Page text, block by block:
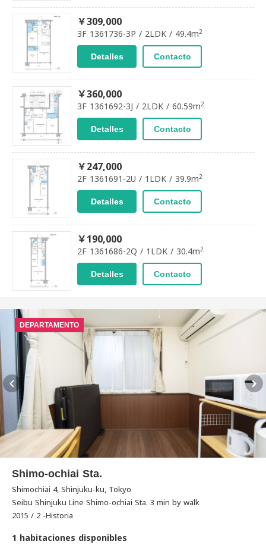
￥309,000
3F 1361736-3P / 2LDK / 49.4m2
Detalles Contacto
￥360,000
3F 1361692-3J / 2LDK / 60.59m2
Detalles Contacto
￥247,000
2F 1361691-2U / 1LDK / 39.9m2
Detalles Contacto
￥190,000
2F 1361686-2Q / 1LDK / 30.4m2
Detalles Contacto
DEPARTAMENTO
Shimo-ochiai Sta.
Shimochiai 4, Shinjuku-ku, Tokyo
Seibu Shinjuku Line Shimo-ochiai Sta. 3 min by walk
2015 / 2 -Historia
1 habitaciones disponibles